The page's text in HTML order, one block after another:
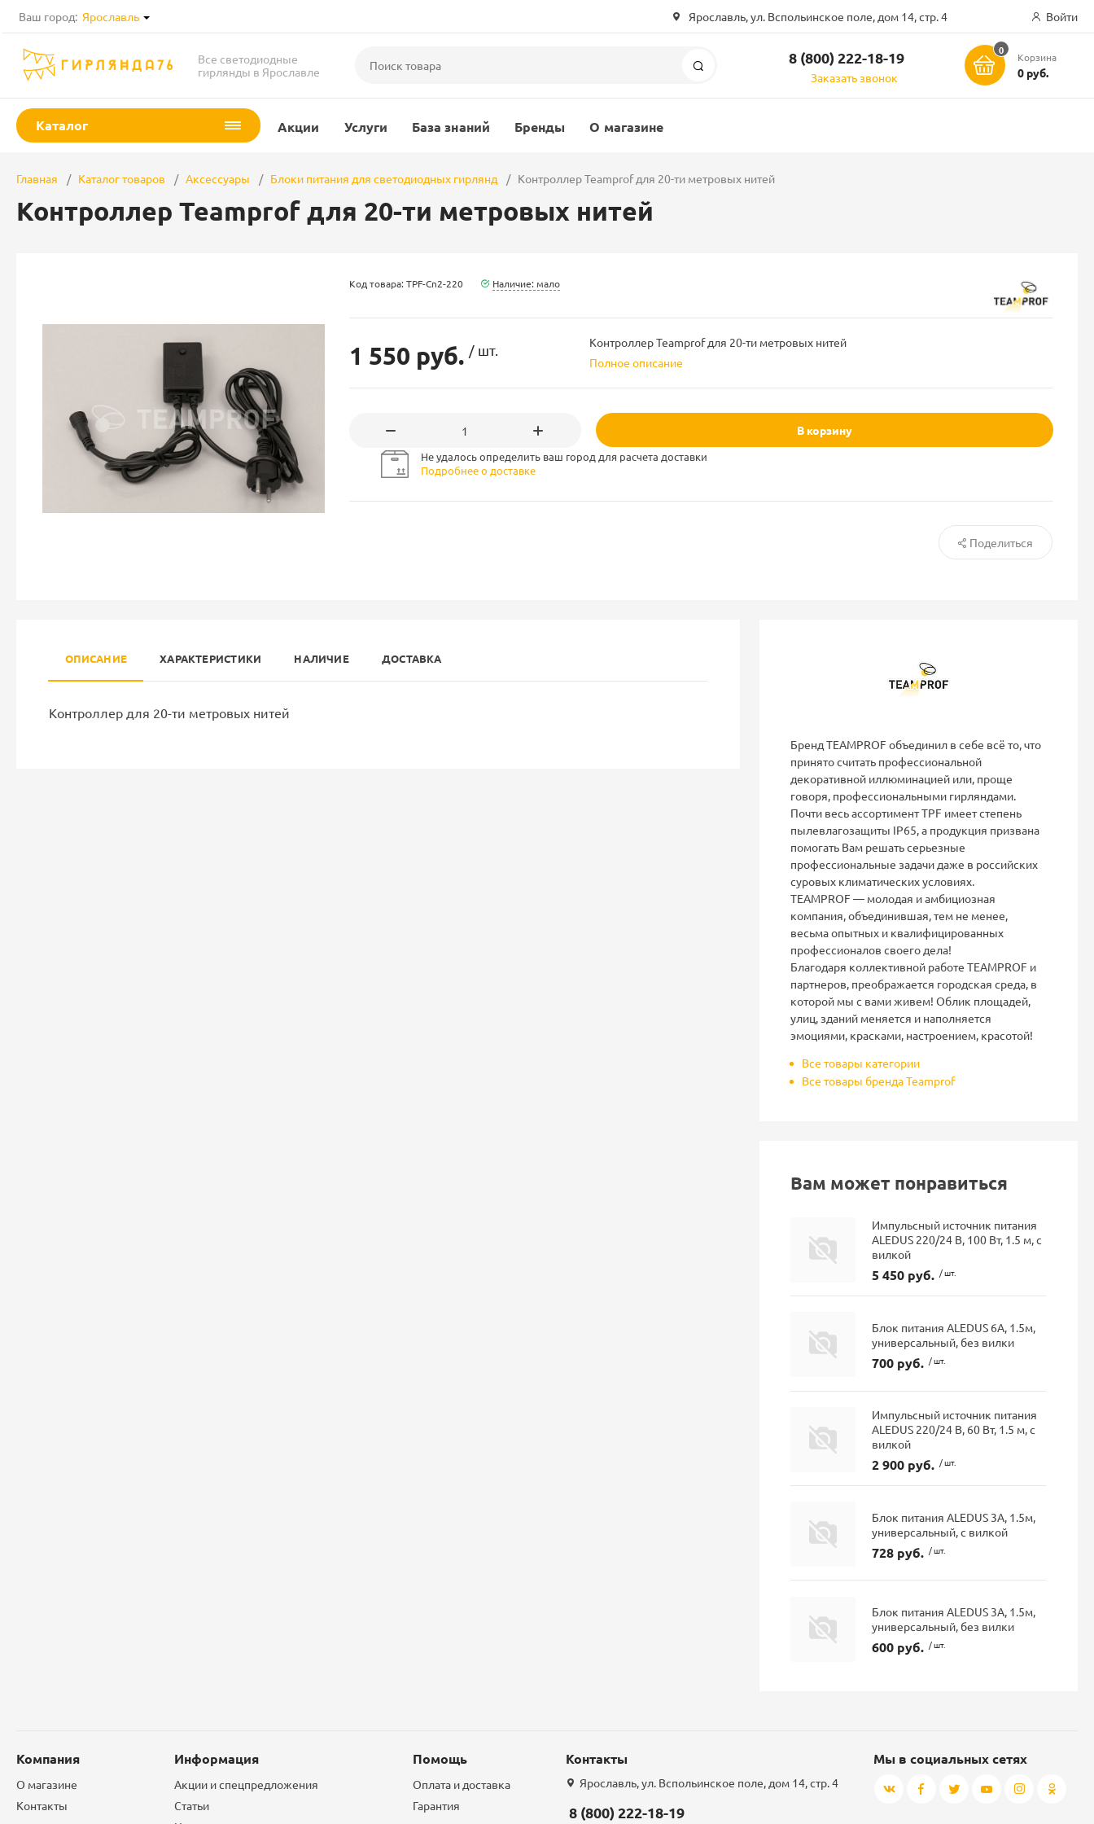
Ваш город: Ярославль Ярославль, ул. Вспольинское поле, дом 14, стр. 4 Войти
Все светодиодные
гирлянды в Ярославле
8 (800) 222-18-19
Заказать звонок
0
Корзина
0 руб.
Каталог Акции Услуги База знаний Бренды О магазине
Главная Каталог товаров Аксессуары Блоки питания для светодиодных гирлянд Контроллер Teamprof для 20-ти метровых нитей
Контроллер Teamprof для 20-ти метровых нитей
Код товара: TPF-Cn2-220 Наличие: мало
1 550 руб. / шт.
Контроллер Teamprof для 20-ти метровых нитей
Полное описание
В корзину
Не удалось определить ваш город для расчета доставки
Подробнее о доставке
Поделиться
ОПИСАНИЕ ХАРАКТЕРИСТИКИ НАЛИЧИЕ ДОСТАВКА
Контроллер для 20-ти метровых нитей
Бренд TEAMPROF объединил в себе всё то, что
принято считать профессиональной
декоративной иллюминацией или, проще
говоря, профессиональными гирляндами.
Почти весь ассортимент TPF имеет степень
пылевлагозащиты IP65, а продукция призвана
помогать Вам решать серьезные
профессиональные задачи даже в российских
суровых климатических условиях.
ТEAMPROF — молодая и амбициозная
компания, объединившая, тем не менее,
весьма опытных и квалифицированных
профессионалов своего дела!
Благодаря коллективной работе TEAMPROF и
партнеров, преображается городская среда, в
которой мы с вами живем! Облик площадей,
улиц, зданий меняется и наполняется
эмоциями, красками, настроением, красотой!
Все товары категории
Все товары бренда Teamprof
Вам может понравиться
Импульсный источник питания
ALEDUS 220/24 В, 100 Вт, 1.5 м, с
вилкой
5 450 руб. / шт.
Блок питания ALEDUS 6А, 1.5м,
универсальный, без вилки
700 руб. / шт.
Импульсный источник питания
ALEDUS 220/24 В, 60 Вт, 1.5 м, с
вилкой
2 900 руб. / шт.
Блок питания ALEDUS 3А, 1.5м,
универсальный, с вилкой
728 руб. / шт.
Блок питания ALEDUS 3А, 1.5м,
универсальный, без вилки
600 руб. / шт.
Компания
О магазине
Контакты
Информация
Акции и спецпредложения
Статьи
Помощь
Оплата и доставка
Гарантия
Контакты
Ярославль, ул. Вспольинское поле, дом 14, стр. 4
8 (800) 222-18-19
Мы в социальных сетях